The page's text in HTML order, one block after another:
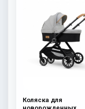
Коляска для